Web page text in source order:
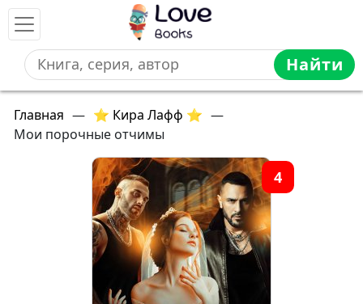
Найти
Главная — ⭐ Кира Лафф ⭐ —
Мои порочные отчимы
4